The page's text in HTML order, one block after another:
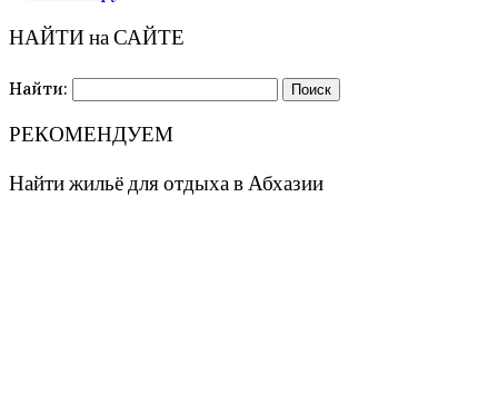
НАЙТИ на САЙТЕ
Найти:
РЕКОМЕНДУЕМ
Найти жильё для отдыха в Абхазии